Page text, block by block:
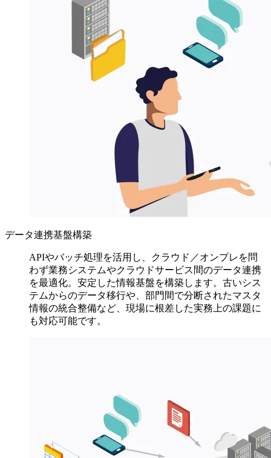
データ連携基盤構築
APIやバッチ処理を活用し、クラウド／オンプレを問
わず業務システムやクラウドサービス間のデータ連携
を最適化。安定した情報基盤を構築します。古いシス
テムからのデータ移行や、部門間で分断されたマスタ
情報の統合整備など、現場に根差した実務上の課題に
も対応可能です。